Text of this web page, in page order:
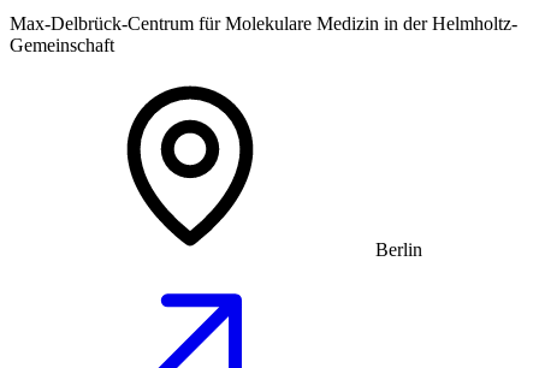
Max-Delbrück-Centrum für Molekulare Medizin in der Helmholtz-
Gemeinschaft
Berlin